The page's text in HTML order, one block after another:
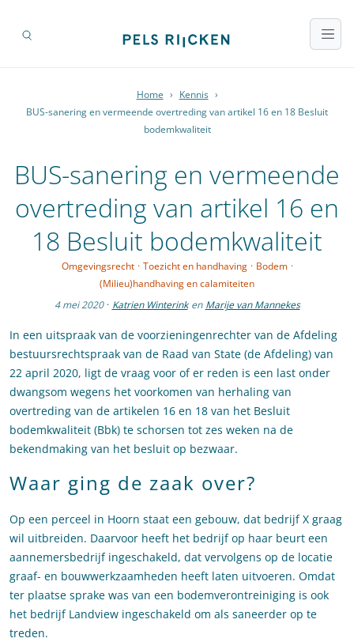
Home › Kennis ›
BUS-sanering en vermeende overtreding van artikel 16 en 18 Besluit
bodemkwaliteit
BUS-sanering en vermeende
overtreding van artikel 16 en
18 Besluit bodemkwaliteit
Omgevingsrecht · Toezicht en handhaving · Bodem ·
(Milieu)handhaving en calamiteiten
4 mei 2020 · Katrien Winterink en Marije van Mannekes
In een uitspraak van de voorzieningenrechter van de Afdeling
bestuursrechtspraak van de Raad van State (de Afdeling) van
22 april 2020, ligt de vraag voor of er reden is een last onder
dwangsom wegens het voorkomen van herhaling van
overtreding van de artikelen 16 en 18 van het Besluit
bodemkwaliteit (Bbk) te schorsen tot zes weken na de
bekendmaking van het besluit op bezwaar.
Waar ging de zaak over?
Op een perceel in Hoorn staat een gebouw, dat bedrijf X graag
wil uitbreiden. Daarvoor heeft het bedrijf op haar beurt een
aannemersbedrijf ingeschakeld, dat vervolgens op de locatie
graaf- en bouwwerkzaamheden heeft laten uitvoeren. Omdat
ter plaatse sprake was van een bodemverontreiniging is ook
het bedrijf Landview ingeschakeld om als saneerder op te
treden.